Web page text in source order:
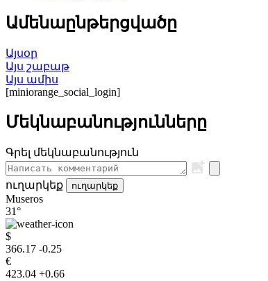
Ամենաընթերցվածը
Այսօր
Այս շաբաթ
Այս ամիս
[miniorange_social_login]
Մեկնաբանությունները
Գրել մեկնաբանություն
ուղարկեք ուղարկեք
Museros
31°
$
366.17 -0.25
€
423.04 +0.66